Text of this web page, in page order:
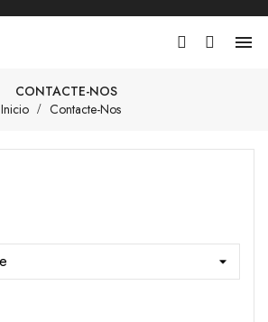

CONTACTE-NOS
Inicio
Contacte-Nos